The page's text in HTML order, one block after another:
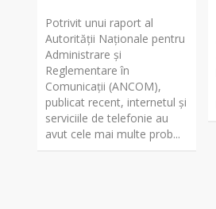
Potrivit unui raport al
Autorității Naționale pentru
Administrare și
Reglementare în
Comunicații (ANCOM),
publicat recent, internetul și
serviciile de telefonie au
avut cele mai multe prob...